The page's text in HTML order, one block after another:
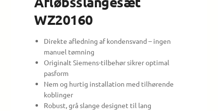
WZ20160
Direkte afledning af kondensvand – ingen
manuel tømning
Originalt Siemens-tilbehør sikrer optimal
pasform
Nem og hurtig installation med tilhørende
koblinger
Robust, grå slange designet til lang